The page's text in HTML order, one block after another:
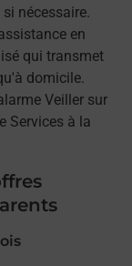
nécessaire.
en
qui transmet
domicile.
Veiller sur
Services à la